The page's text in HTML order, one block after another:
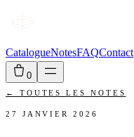
CatalogueNotesFAQContact
0
← TOUTES LES NOTES
27 JANVIER 2026